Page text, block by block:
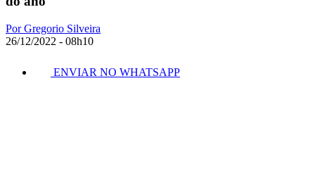
Por Gregorio Silveira
26/12/2022 - 08h10
ENVIAR NO WHATSAPP